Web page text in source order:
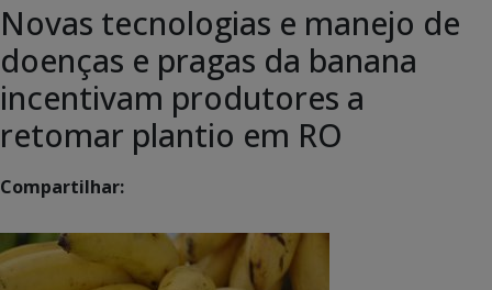
Novas tecnologias e manejo de
doenças e pragas da banana
incentivam produtores a
retomar plantio em RO
Compartilhar: